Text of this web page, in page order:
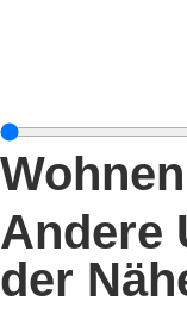
Wohnen
Andere
der